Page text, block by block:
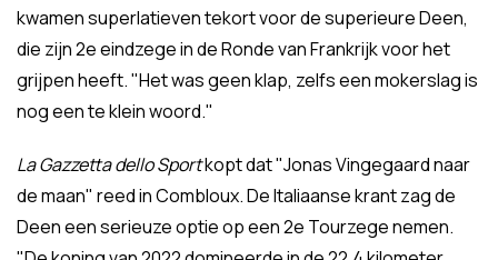
kwamen superlatieven tekort voor de superieure Deen,
die zijn 2e eindzege in de Ronde van Frankrijk voor het
grijpen heeft. "Het was geen klap, zelfs een mokerslag is
nog een te klein woord."
La Gazzetta dello Sportkopt dat "Jonas Vingegaard naar
de maan" reed in Combloux. De Italiaanse krant zag de
Deen een serieuze optie op een 2e Tourzege nemen.